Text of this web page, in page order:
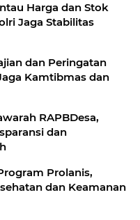
Harga dan Stok
Jaga Stabilitas
dan Peringatan
Kamtibmas dan
RAPBDesa,
dan
Prolanis,
dan Keamanan